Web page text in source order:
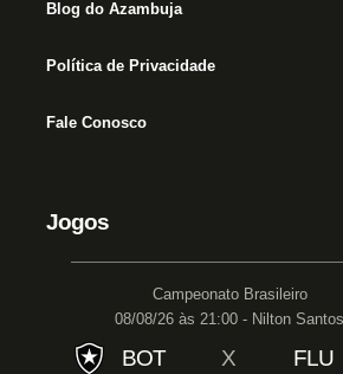
Blog do Azambuja
Política de Privacidade
Fale Conosco
Jogos
Campeonato Brasileiro
08/08/26 às 21:00 - Nilton Santos
BOT X FLU